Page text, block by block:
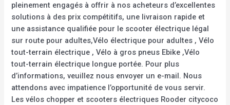
pleinement engagés à offrir à nos acheteurs d’excellentes
solutions à des prix compétitifs, une livraison rapide et
une assistance qualifiée pour le scooter électrique légal
sur route pour adultes,Vélo électrique pour adultes , Vélo
tout-terrain électrique , Vélo à gros pneus Ebike ,Vélo
tout-terrain électrique longue portée. Pour plus
d’informations, veuillez nous envoyer un e-mail. Nous
attendons avec impatience l’opportunité de vous servir.
Les vélos chopper et scooters électriques Rooder citycoco